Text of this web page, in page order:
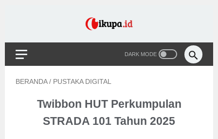
BERANDA / PUSTAKA DIGITAL
Twibbon HUT Perkumpulan
STRADA 101 Tahun 2025